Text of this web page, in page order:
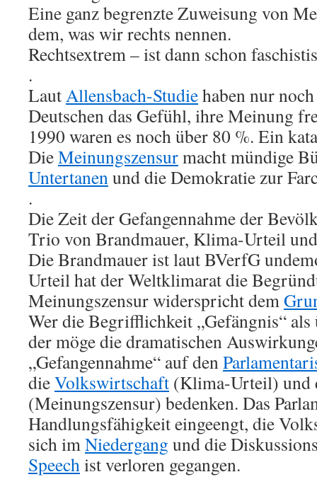
Eine ganz begrenzte Zuweisung von
dem, was wir rechts nennen.
Rechtsextrem – ist dann schon
.
LautAllensbach-Studiehaben nur
Deutschen das Gefühl, ihre Meinung
1990 waren es noch über 80 %. Ein
DieMeinungszensurmacht mündige
Untertanenund die Demokratie zur
.
Die Zeit der Gefangennahme der
Trio von Brandmauer, Klima-Urteil
Die Brandmauer ist laut BVerfG
Urteil hat der Weltklimarat die
Meinungszensur widerspricht dem
Wer die Begrifflichkeit „Gefängnis“ als
der möge die dramatischen
„Gefangennahme“ auf den
dieVolkswirtschaft (Klima-Urteil)
(Meinungszensur) bedenken. Das
Handlungsfähigkeit eingeengt, die
sich imNiedergang und die
Speechist verloren gegangen.